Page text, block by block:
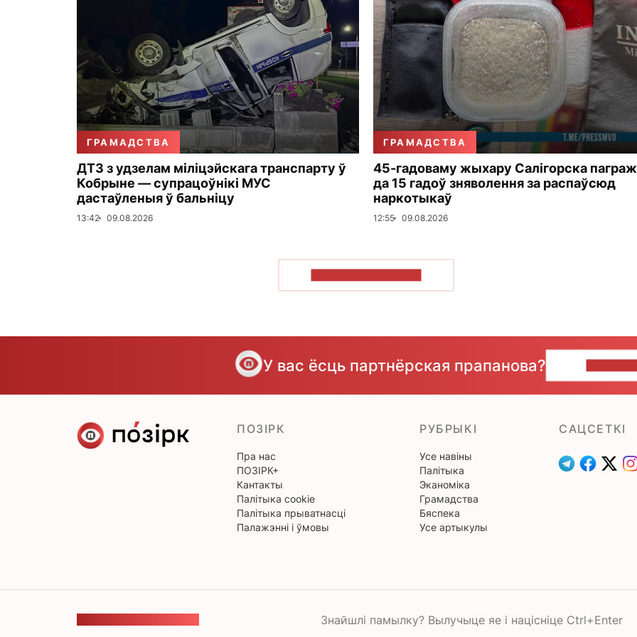
ГРАМАДСТВА
ДТЗ з удзелам міліцэйскага транспарту ў
Кобрыне — супрацоўнікі МУС
дастаўленыя ў бальніцу
13:42 09.08.2026
ГРАМАДСТВА
45-гадоваму жыхару Салігорска
да 15 гадоў зняволення за распаўсюд
наркотыкаў
12:55 09.08.2026
У вас ёсць партнёрская прапанова?
ПОЗІРК
Пра нас
ПОЗІРК+
Кантакты
Палітыка cookie
Палітыка прыватнасці
Палажэнні і ўмовы
РУБРЫКІ
Усе навіны
Палітыка
Эканоміка
Грамадства
Бяспека
Усе артыкулы
САЦСЕТКІ
Знайшлі памылку? Вылучыце яе і націсніце Ctrl+Enter